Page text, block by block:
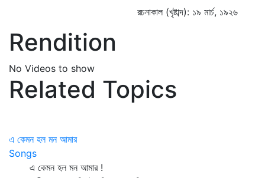
রচনাকাল (খৃষ্টাব্দ): ১৯ মার্চ, ১৯২৬
Rendition
No Videos to show
Related Topics
এ কেমন হল মন আমার
Songs
এ কেমন হল মন আমার !